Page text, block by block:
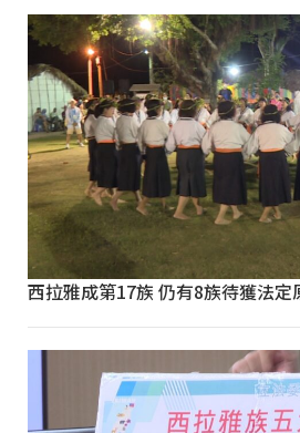
西拉雅成第17族 仍有8族待獲法定